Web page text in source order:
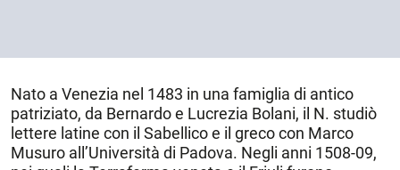
Nato a Venezia nel 1483 in una famiglia di antico
patriziato, da Bernardo e Lucrezia Bolani, il N. studiò
lettere latine con il Sabellico e il greco con Marco
Musuro all’Università di Padova. Negli anni 1508-09,